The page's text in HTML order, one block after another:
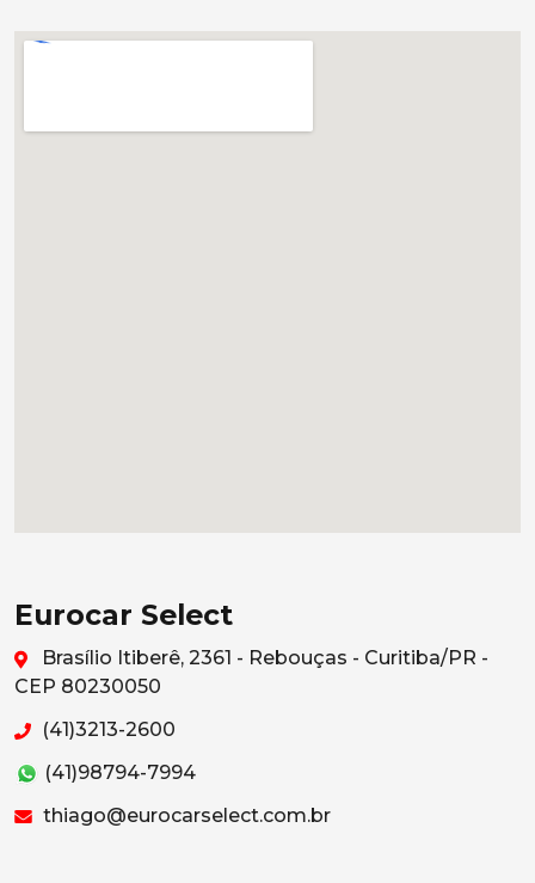
Eurocar Select
Brasílio Itiberê, 2361 - Rebouças - Curitiba/PR -
CEP 80230050
(41)3213-2600
(41)98794-7994
thiago@eurocarselect.com.br